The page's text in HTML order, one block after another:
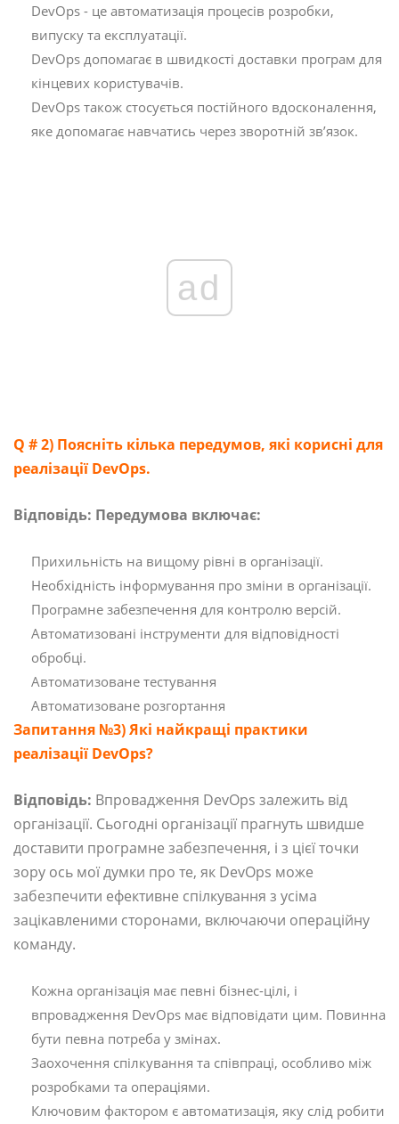
DevOps - це автоматизація процесів розробки,
випуску та експлуатації.
DevOps допомагає в швидкості доставки програм для
кінцевих користувачів.
DevOps також стосується постійного вдосконалення,
яке допомагає навчатись через зворотній зв’язок.
ad
Q # 2) Поясніть кілька передумов, які корисні для
реалізації DevOps.
Відповідь: Передумова включає:
Прихильність на вищому рівні в організації.
Необхідність інформування про зміни в організації.
Програмне забезпечення для контролю версій.
Автоматизовані інструменти для відповідності
обробці.
Автоматизоване тестування
Автоматизоване розгортання
Запитання №3) Які найкращі практики
реалізації DevOps?
Відповідь: Впровадження DevOps залежить від
організації. Сьогодні організації прагнуть швидше
доставити програмне забезпечення, і з цієї точки
зору ось мої думки про те, як DevOps може
забезпечити ефективне спілкування з усіма
зацікавленими сторонами, включаючи операційну
команду.
Кожна організація має певні бізнес-цілі, і
впровадження DevOps має відповідати цим. Повинна
бути певна потреба у змінах.
Заохочення спілкування та співпраці, особливо між
розробками та операціями.
Ключовим фактором є автоматизація, яку слід робити